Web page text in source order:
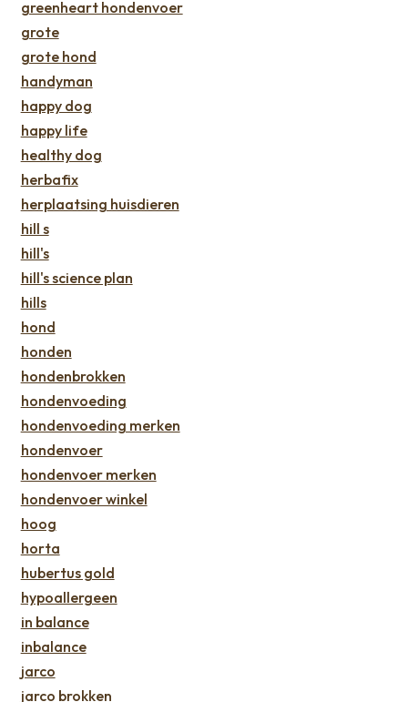
greenheart hondenvoer
grote
grote hond
handyman
happy dog
happy life
healthy dog
herbafix
herplaatsing huisdieren
hill s
hill's
hill's science plan
hills
hond
honden
hondenbrokken
hondenvoeding
hondenvoeding merken
hondenvoer
hondenvoer merken
hondenvoer winkel
hoog
horta
hubertus gold
hypoallergeen
in balance
inbalance
jarco
jarco brokken